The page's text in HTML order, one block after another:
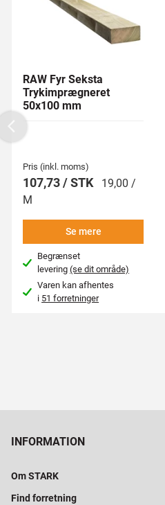
RAW Fyr Seksta
Trykimprægneret
50x100 mm
Pris (inkl. moms)
107,73 / STK
19,00 /
M
Se mere
Begrænset
levering(se dit område)
Varen kan afhentes
i 51 forretninger
Previous
INFORMATION
Om STARK
Find forretning